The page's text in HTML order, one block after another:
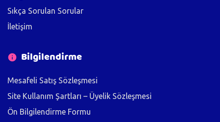
Sıkça Sorulan Sorular
İletişim
Bilgilendirme
Mesafeli Satış Sözleşmesi
Site Kullanım Şartları – Üyelik Sözleşmesi
Ön Bilgilendirme Formu